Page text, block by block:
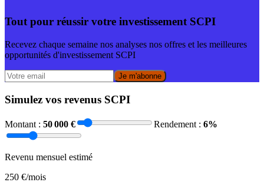
Tout pour réussir votre investissement SCPI
Recevez chaque semaine nos analyses nos offres et les meilleures
opportunités d'investissement SCPI
Je m'abonne
Simulez vos revenus SCPI
Montant : 50 000 € Rendement : 6%
Revenu mensuel estimé
250 €/mois